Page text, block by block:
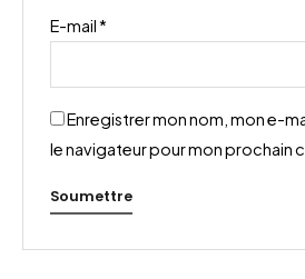
E-mail*
Enregistrer mon nom, mon e-
le navigateur pour mon prochain